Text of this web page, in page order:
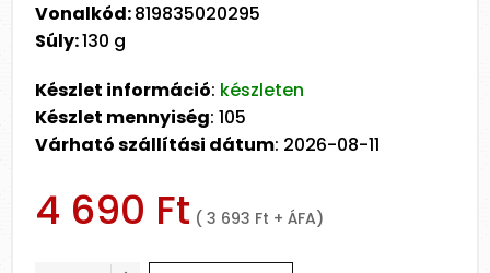
Vonalkód:819835020295
Súly:130 g
Készlet információ: készleten
Készlet mennyiség: 105
Várható szállítási dátum: 2026-08-11
4 690 Ft ( 3 693 Ft + ÁFA)